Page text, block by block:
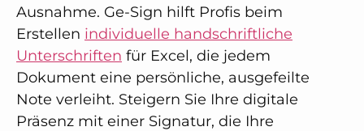
Ausnahme. Ge-Sign hilft Profis beim
Erstellen individuelle handschriftliche
Unterschriften für Excel, die jedem
Dokument eine persönliche, ausgefeilte
Note verleiht. Steigern Sie Ihre digitale
Präsenz mit einer Signatur, die Ihre